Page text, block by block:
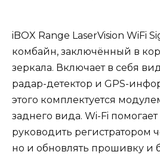
iBOX Range LaserVision WiFi
комбайн, заключённый в
зеркала. Включает в себя
радар-детектор и GPS-
этого комплектуется
заднего вида. Wi-Fi помогает
руководить регистратором
но и обновлять прошивку и